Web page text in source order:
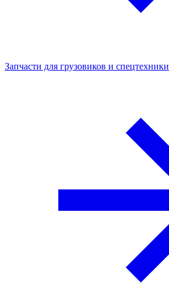
Запчасти для грузовиков и спецтехники